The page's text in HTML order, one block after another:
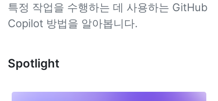
특정 작업을 수행하는 데 사용하는 GitHub
Copilot 방법을 알아봅니다.
Spotlight